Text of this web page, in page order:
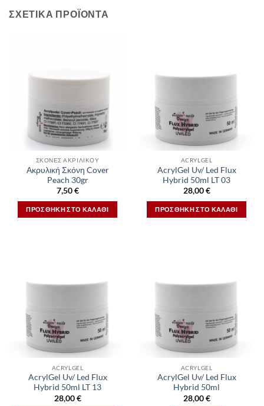
ΣΧΕΤΙΚΆ ΠΡΟΪΌΝΤΑ
ΣΚΟΝΕΣ ΑΚΡΙΛΙΚΟΥ
Ακρυλική Σκόνη Cover
Peach 30gr
7,50€
ΠΡΟΣΘΉΚΗ ΣΤΟ ΚΑΛΆΘΙ
ACRYLGEL
AcrylGel Uv/ Led Flux
Hybrid 50ml LT 03
28,00€
ΠΡΟΣΘΉΚΗ ΣΤΟ ΚΑΛΆΘΙ
ACRYLGEL
AcrylGel Uv/ Led Flux
Hybrid 50ml LT 13
28,00€
ACRYLGEL
AcrylGel Uv/ Led Flux
Hybrid 50ml
28,00€